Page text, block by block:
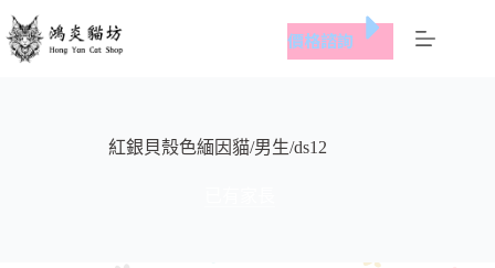
跳
至
價格諮詢
紅銀貝殼色緬因貓/男生/ds12